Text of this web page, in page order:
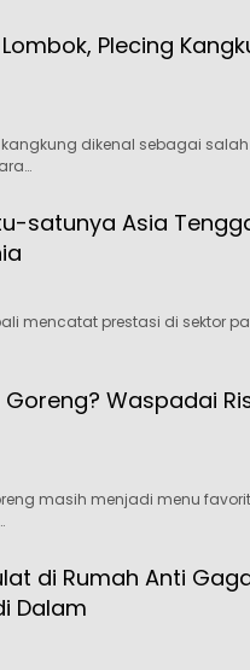
Plecing
kangkung dikenal sebagai
satunya Asia
mencatat prestasi di sektor
Waspadai
masih menjadi menu
di Rumah Anti
Dalam